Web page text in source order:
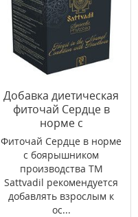
Добавка диетическая
фиточай Сердце в
норме с
боярышником ТМ
Sattvadil 20 фильтр-
пакетов по 3 г
Фиточай Сердце в норме
с боярышником
производства ТМ
Sattvadil рекомендуется
добавлять взрослым к
ос...